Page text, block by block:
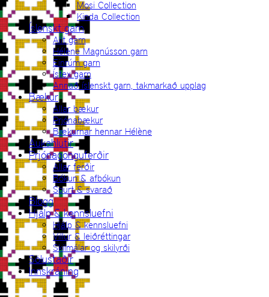
Mosi Collection
Kinda Collection
Íslenskt garn
Allt garn
Hélène Magnússon garn
Einrúm garn
Ístex garn
Annað íslenskt garn, takmarkað upplag
Bækur
Allar bækur
Prjónabækur
Bækurnar hennar Hélène
Aukahlutir
Prjónagönguferðir
Allar ferðir
Bókun & afbókun
Spurt & svarað
Blogg
Hjálp & kennsluefni
Hjálp & kennsluefni
Villur & leiðréttingar
Skilmálar og skilyrði
Sölustaðir
Innskráning